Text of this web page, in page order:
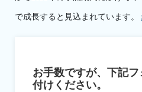
で成長すると見込まれています。
お手数ですが、下記
付けください。